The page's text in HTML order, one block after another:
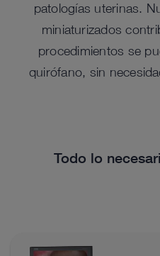
patologías uterinas.
miniaturizados
procedimientos se
quirófano, sin
Todo lo